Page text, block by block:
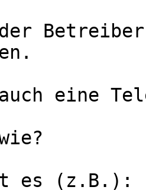
der
eine